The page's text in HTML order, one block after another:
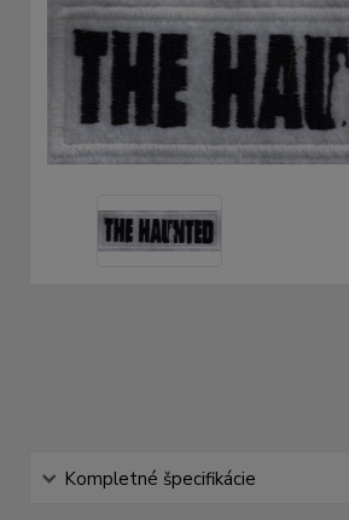
Kompletné špecifikácie